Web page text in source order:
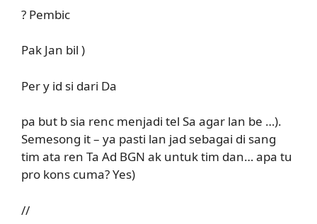
? Pembic
Pak Jan bil )
Per y id si dari Da
pa but b sia renc menjadi tel Sa agar lan be …).
Semesong it – ya pasti lan jad sebagai di sang
tim ata ren Ta Ad BGN ak untuk tim dan… apa tu
pro kons cuma? Yes)
//